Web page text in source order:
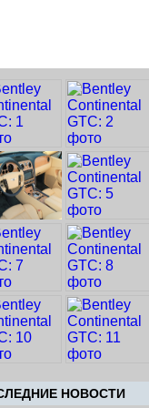
НОВОСТИ